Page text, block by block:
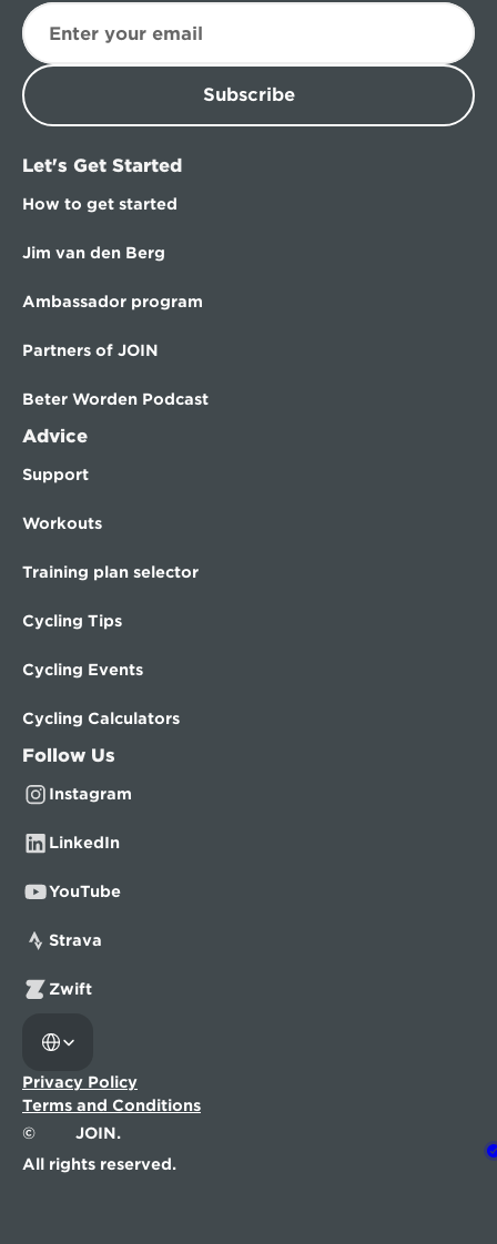
Subscribe
Let's Get Started
How to get started
Jim van den Berg
Ambassador program
Partners of JOIN
Beter Worden Podcast
Advice
Support
Workouts
Training plan selector
Cycling Tips
Cycling Events
Cycling Calculators
Follow Us
Instagram
LinkedIn
YouTube
Strava
Zwift
©
JOIN.
All rights reserved.
Privacy Policy
Terms and Conditions